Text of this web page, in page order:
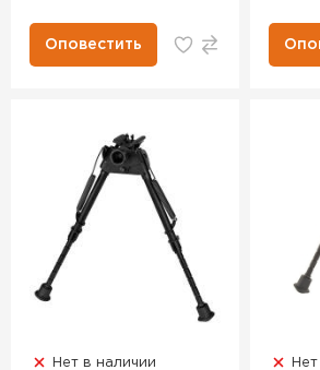
Оповестить
Нет в наличии